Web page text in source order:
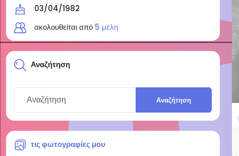
03/04/1982
ακολουθείται από 5 μέλη
Αναζήτηση
Αναζήτηση
τις φωτογραφίες μου